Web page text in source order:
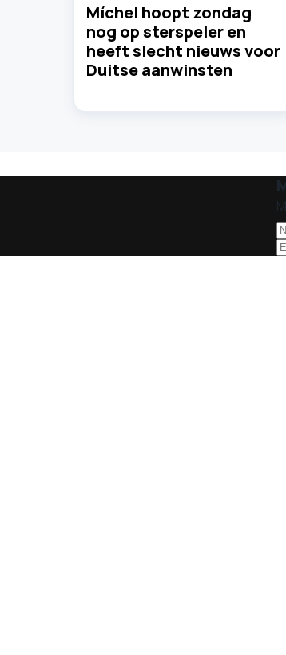
Míchel hoopt zondag
nog op sterspeler en
heeft slecht nieuws voor
Duitse aanwinsten